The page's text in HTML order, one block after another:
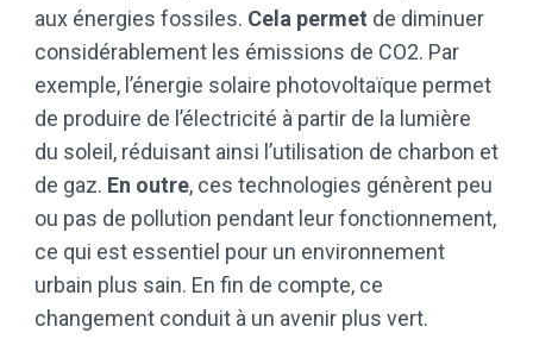
aux énergies fossiles. Cela permet de diminuer
considérablement les émissions de CO2. Par
exemple, l’énergie solaire photovoltaïque permet
de produire de l’électricité à partir de la lumière
du soleil, réduisant ainsi l’utilisation de charbon et
de gaz. En outre, ces technologies génèrent peu
ou pas de pollution pendant leur fonctionnement,
ce qui est essentiel pour un environnement
urbain plus sain. En fin de compte, ce
changement conduit à un avenir plus vert.